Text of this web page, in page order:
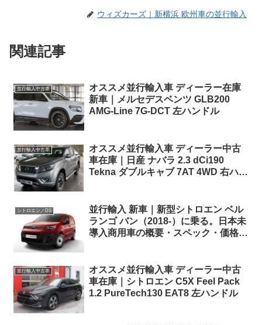
ウィズカーズ｜新横浜 欧州車の並行輸入
関連記事
並行輸入中古車
オススメ並行輸入車 ディーラー在庫
新車｜メルセデスベンツ GLB200
AMG-Line 7G-DCT 左ハンドル
並行輸入中古車
オススメ並行輸入車 ディーラー中古
車在庫｜日産 ナバラ 2.3 dCi190
Tekna ダブルキャブ 7AT 4WD 右ハン
シトロエン／DS
並行輸入 新車｜新型シトロエン ベル
ランゴ バン（2018-）に乗る。日本未
導入商用車の概要・スペック・価格情
並行輸入中古車
オススメ並行輸入車 ディーラー中古
車在庫｜シトロエン C5X Feel Pack
1.2 PureTech130 EAT8 左ハンドル